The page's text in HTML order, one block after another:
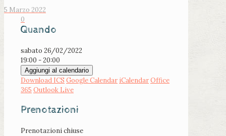
5 Marzo 2022
0
Quando
sabato 26/02/2022
19:00 - 20:00
Aggiungi al calendario
Download ICS Google Calendar iCalendarOffice
365 Outlook Live
Prenotazioni
Prenotazioni chiuse